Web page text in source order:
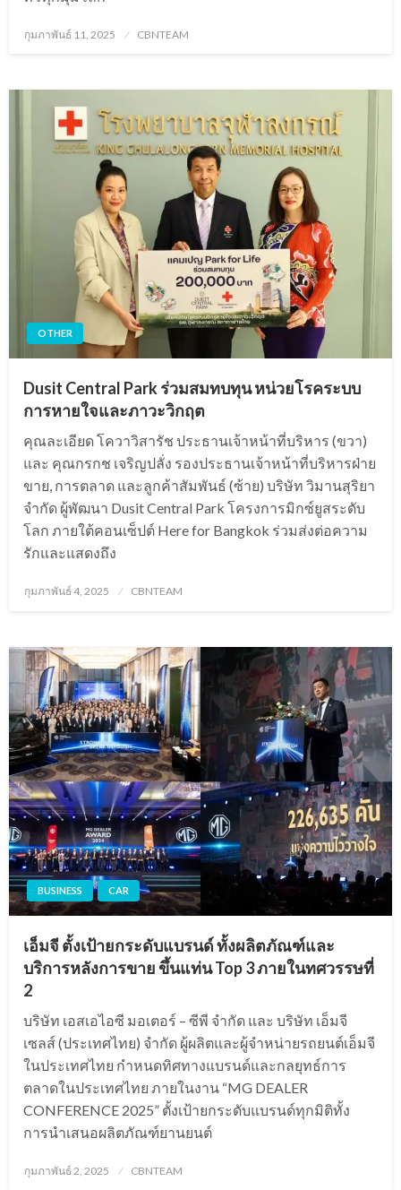
Posted
กุมภาพันธ์ 11, 2025 CBNTEAM
OTHER
Dusit Central Park ร่วมสมทบทุน หน่วยโรคระบบ
การหายใจและภาวะวิกฤต
คุณละเอียด โควาวิสารัช ประธานเจ้าหน้าที่บริหาร (ขวา)
และ คุณกรกช เจริญปลั่ง รองประธานเจ้าหน้าที่บริหารฝ่าย
ขาย, การตลาด และลูกค้าสัมพันธ์ (ซ้าย) บริษัท วิมานสุริยา
จำกัด ผู้พัฒนา Dusit Central Park โครงการมิกซ์ยูสระดับ
โลก ภายใต้คอนเซ็ปต์ Here for Bangkok ร่วมส่งต่อความ
รักและแสดงถึง
Posted
กุมภาพันธ์ 4, 2025 CBNTEAM
BUSINESS CAR
เอ็มจี ตั้งเป้ายกระดับแบรนด์ ทั้งผลิตภัณฑ์และ
บริการหลังการขาย ขึ้นแท่น Top 3 ภายในทศวรรษที่
2
บริษัท เอสเอไอซี มอเตอร์ – ซีพี จำกัด และ บริษัท เอ็มจี
เซลส์ (ประเทศไทย) จำกัด ผู้ผลิตและผู้จำหน่ายรถยนต์เอ็มจี
ในประเทศไทย กำหนดทิศทางแบรนด์และกลยุทธ์การ
ตลาดในประเทศไทย ภายในงาน “MG DEALER
CONFERENCE 2025” ตั้งเป้ายกระดับแบรนด์ทุกมิติทั้ง
การนำเสนอผลิตภัณฑ์ยานยนต์
Posted
กุมภาพันธ์ 2, 2025 CBNTEAM